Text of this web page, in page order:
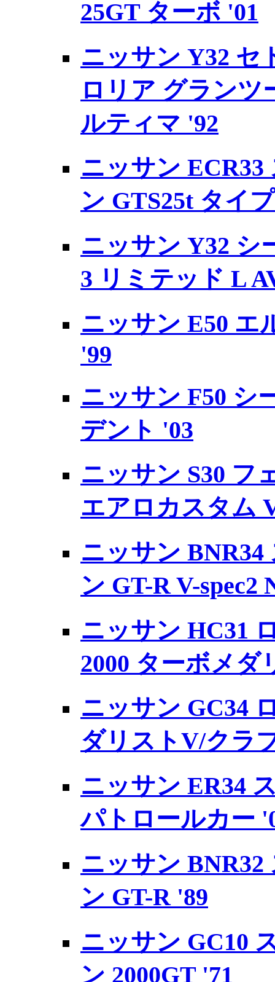
25GT ターボ '01
ニッサン Y32 セ
ロリア グランツ
ルティマ '92
ニッサン ECR33
ン GTS25t タイ
ニッサン Y32 シ
3 リミテッド L
ニッサン E50 エ
'99
ニッサン F50 シ
デント '03
ニッサン S30 フ
エアロカスタム
ニッサン BNR34
ン GT-R V-spec2
ニッサン HC31
2000 ターボメダ
ニッサン GC34
ダリストV/クラ
ニッサン ER34
パトロールカー
ニッサン BNR32
ン GT-R '89
ニッサン GC10
ン 2000GT '71